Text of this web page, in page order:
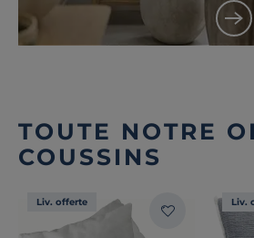
TOUTE NOTRE
COUSSINS
Liv. offerte Liv.